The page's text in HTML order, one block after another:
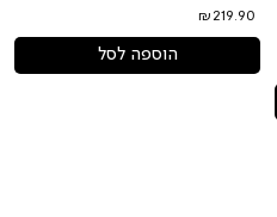
₪219.90
הוספה לסל